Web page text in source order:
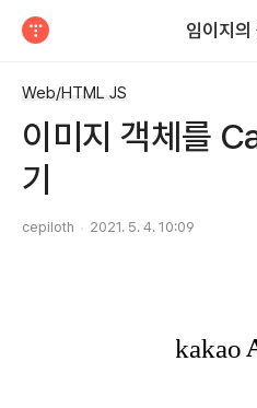
임이지의
Web/HTML JS
이미지 객체를
기
cepiloth 2021. 5. 4. 10:09